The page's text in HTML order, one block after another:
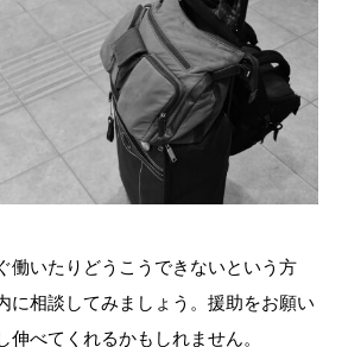
働いたりどうこうできないという方
に相談してみましょう。援助をお願い
伸べてくれるかもしれません。